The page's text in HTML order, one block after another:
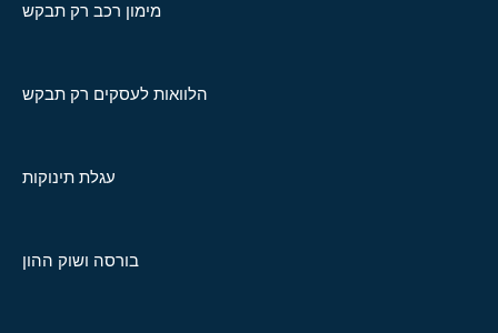
מימון רכב רק תבקש
הלוואות לעסקים רק תבקש
עגלת תינוקות
בורסה ושוק ההון